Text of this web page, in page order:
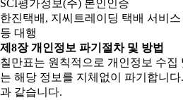
SCI평가정보(주) 본인인증
한진택배, 지씨트레이딩 택배 서비
등 대행
제8장 개인정보 파기절차 및 방법
칠만표는 원칙적으로 개인정보 수집
는 해당 정보를 지체없이 파기합니
과 같습니다.